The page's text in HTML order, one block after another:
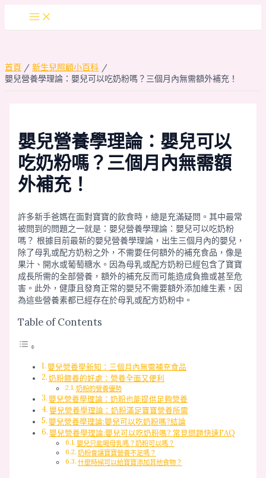
容
Main
Menu
首頁
新生兒照顧小百科
嬰兒營養學理論：嬰兒可以吃奶粉嗎？三個月內無需額外補充！
嬰兒營養學理論：嬰兒可以
吃奶粉嗎？三個月內無需額
外補充！
許多新手爸媽在面對寶寶的飲食時，總是充滿疑問。其中最常
被問到的問題之一就是：嬰兒營養學理論：嬰兒可以吃奶粉
嗎？ 根據目前最新的嬰兒營養學理論，出生三個月內的嬰兒，
除了母乳或配方奶粉之外，不需要任何額外的補充食品，像是
果汁、開水或葡萄糖水。因為母乳或配方奶粉已經包含了寶寶
成長所需的全部營養，額外的補充反而可能造成負擔或甚至危
害。此外，健康且發育正常的嬰兒不需要額外添加維生素，因
為這些營養素都已經存在於母乳或配方奶粉中。
Table of Contents
嬰兒營養學新知：三個月內無需補充食品
奶粉餵養的好處：營養全面又便利
奶粉的營養優勢
嬰兒營養學理論：奶粉也能提供足夠營養
嬰兒營養學理論：奶粉滿足寶寶營養所需
嬰兒營養學理論:嬰兒可以吃奶粉嗎?結論
嬰兒營養學理論:嬰兒可以吃奶粉嗎? 常見問題快速FAQ
嬰兒只能喝母乳嗎？奶粉可以嗎？
奶粉會讓寶寶營養不足嗎？
什麼時候可以給寶寶添加其他食物？